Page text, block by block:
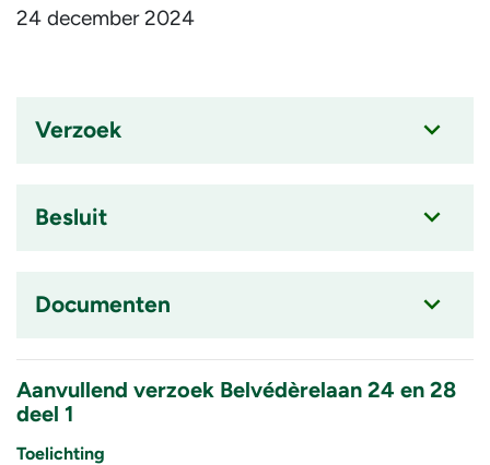
24 december 2024
Verzoek
is
Besluit
is
Documenten
item
is
ingeklapt
Aanvullend verzoek Belvédèrelaan 24 en 28
deel 1
Toelichting